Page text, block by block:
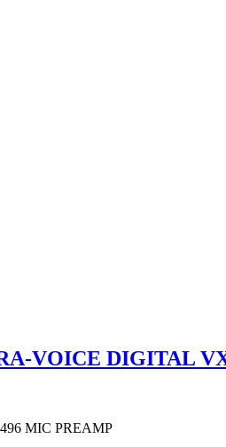
VOICE DIGITAL
MIC PREAMP